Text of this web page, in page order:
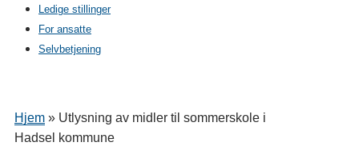
Ledige stillinger
For ansatte
Selvbetjening
Hjem » Utlysning av midler til sommerskole i
Hadsel kommune